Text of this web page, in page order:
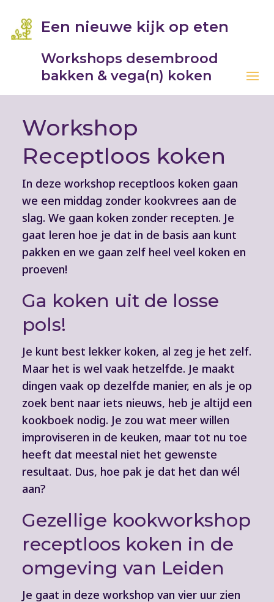
Een nieuwe kijk op eten
Workshops desembrood
bakken & vega(n) koken
Workshop
Receptloos koken
In deze workshop receptloos koken gaan
we een middag zonder kookvrees aan de
slag. We gaan koken zonder recepten. Je
gaat leren hoe je dat in de basis aan kunt
pakken en we gaan zelf heel veel koken en
proeven!
Ga koken uit de losse
pols!
Je kunt best lekker koken, al zeg je het zelf.
Maar het is wel vaak hetzelfde. Je maakt
dingen vaak op dezelfde manier, en als je op
zoek bent naar iets nieuws, heb je altijd een
kookboek nodig. Je zou wat meer willen
improviseren in de keuken, maar tot nu toe
heeft dat meestal niet het gewenste
resultaat. Dus, hoe pak je dat het dan wél
aan?
Gezellige kookworkshop
receptloos koken in de
omgeving van Leiden
Je gaat in deze workshop van vier uur zien